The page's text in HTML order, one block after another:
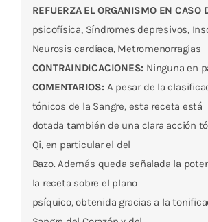
REFUERZA EL ORGANISMO EN CASO
psicofísica, Síndromes depresivos,
Neurosis cardíaca, Metromenorragias
CONTRAINDICACIONES: Ninguna en
COMENTARIOS: A pesar de la
tónicos de la Sangre, esta receta está
dotada también de una clara acción
Qi, en particular el del
Bazo. Además queda señalada la
la receta sobre el plano
psíquico, obtenida gracias a la